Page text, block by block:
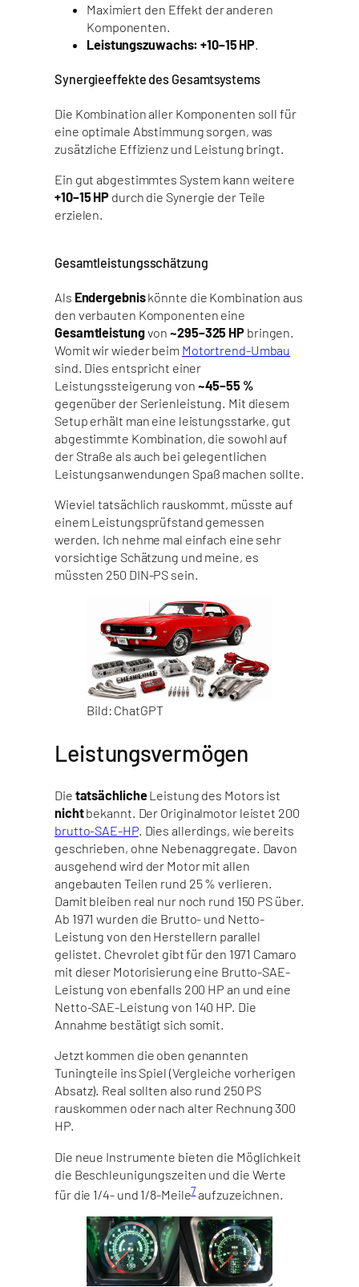
Maximiert den Effekt der anderen
Komponenten.
Leistungszuwachs: +10–15 HP.
Synergieeffekte des Gesamtsystems
Die Kombination aller Komponenten soll für
eine optimale Abstimmung sorgen, was
zusätzliche Effizienz und Leistung bringt.
Ein gut abgestimmtes System kann weitere
+10–15 HP durch die Synergie der Teile
erzielen.
Gesamtleistungsschätzung
Als Endergebniskönnte die Kombination aus
den verbauten Komponenten eine
Gesamtleistungvon~295–325 HP bringen.
Womit wir wieder beim Motortrend-Umbau
sind. Dies entspricht einer
Leistungssteigerung von ~45–55 %
gegenüber der Serienleistung. Mit diesem
Setup erhält man eine leistungsstarke, gut
abgestimmte Kombination, die sowohl auf
der Straße als auch bei gelegentlichen
Leistungsanwendungen Spaß machen sollte.
Wieviel tatsächlich rauskommt, müsste auf
einem Leistungsprüfstand gemessen
werden. Ich nehme mal einfach eine sehr
vorsichtige Schätzung und meine, es
müssten 250 DIN-PS sein.
Bild: ChatGPT
Leistungsvermögen
Die tatsächlicheLeistung des Motors ist
nichtbekannt. Der Originalmotor leistet 200
brutto-SAE-HP. Dies allerdings, wie bereits
geschrieben, ohne Nebenaggregate. Davon
ausgehend wird der Motor mit allen
angebauten Teilen rund 25 % verlieren.
Damit bleiben real nur noch rund 150 PS über.
Ab 1971 wurden die Brutto- und Netto-
Leistung von den Herstellern parallel
gelistet. Chevrolet gibt für den 1971 Camaro
mit dieser Motorisierung eine Brutto-SAE-
Leistung von ebenfalls 200 HP an und eine
Netto-SAE-Leistung von 140 HP. Die
Annahme bestätigt sich somit.
Jetzt kommen die oben genannten
Tuningteile ins Spiel (Vergleiche vorherigen
Absatz). Real sollten also rund 250 PS
rauskommen oder nach alter Rechnung 300
HP.
Die neue Instrumente bieten die Möglichkeit
die Beschleunigungszeiten und die Werte
für die 1/4- und 1/8-Meile7aufzuzeichnen.